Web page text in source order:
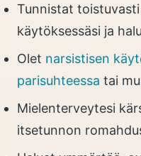
Tunnistat
käytöksessäsi ja
Olet narsistisen
parisuhteessa tai
Mielenterveytesi
itsetunnon